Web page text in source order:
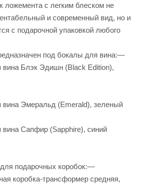
ложемента с легким блеском не
и современный вид, но и
с подарочной упаковкой любого
под бокалы для вина:—
вина Блэк Эдишн (Black Edition),
вина Эмеральд (Emerald), зеленый
вина Сапфир (Sapphire), синий
подарочных коробок:—
коробка-трансформер средняя,